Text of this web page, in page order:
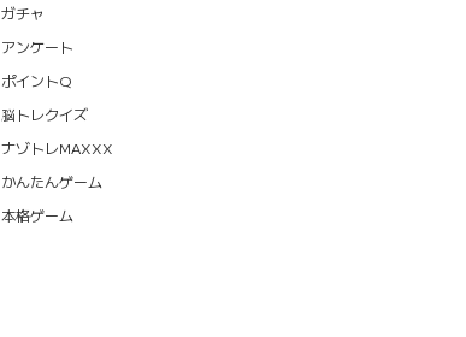
ガチャ
アンケート
ポイントQ
脳トレクイズ
ナゾトレMAXXX
かんたんゲーム
本格ゲーム